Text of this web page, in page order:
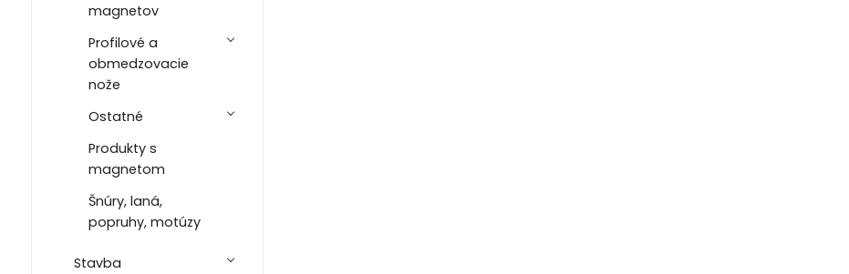
magnetov
Profilové a
obmedzovacie
nože
Ostatné
Produkty s
magnetom
Šnúry, laná,
popruhy, motúzy
Stavba